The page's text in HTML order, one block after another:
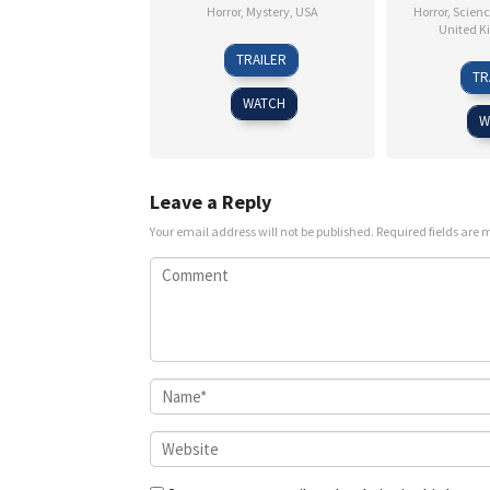
Horror, Mystery USA
23
Apr
2025
David
F.
Sandberg
TRAILER
WATCH
Horror,
United
Leave a Reply
Your email address will not be published. Required fields are